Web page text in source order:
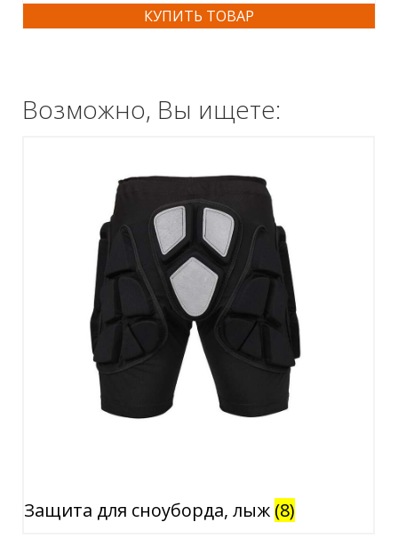
КУПИТЬ ТОВАР
Возможно, Вы ищете:
Защита для сноуборда, лыж (8)